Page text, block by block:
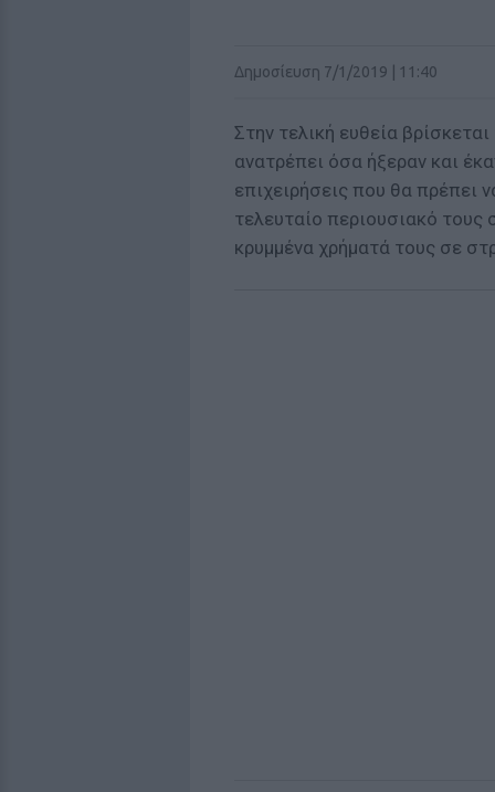
Δημοσίευση 7/1/2019 | 11:40
Στην τελική ευθεία
ανατρέπει όσα ήξεραν και
επιχειρήσεις που θα πρέπει
τελευταίο περιουσιακό τους
κρυμμένα χρήματά τους σε